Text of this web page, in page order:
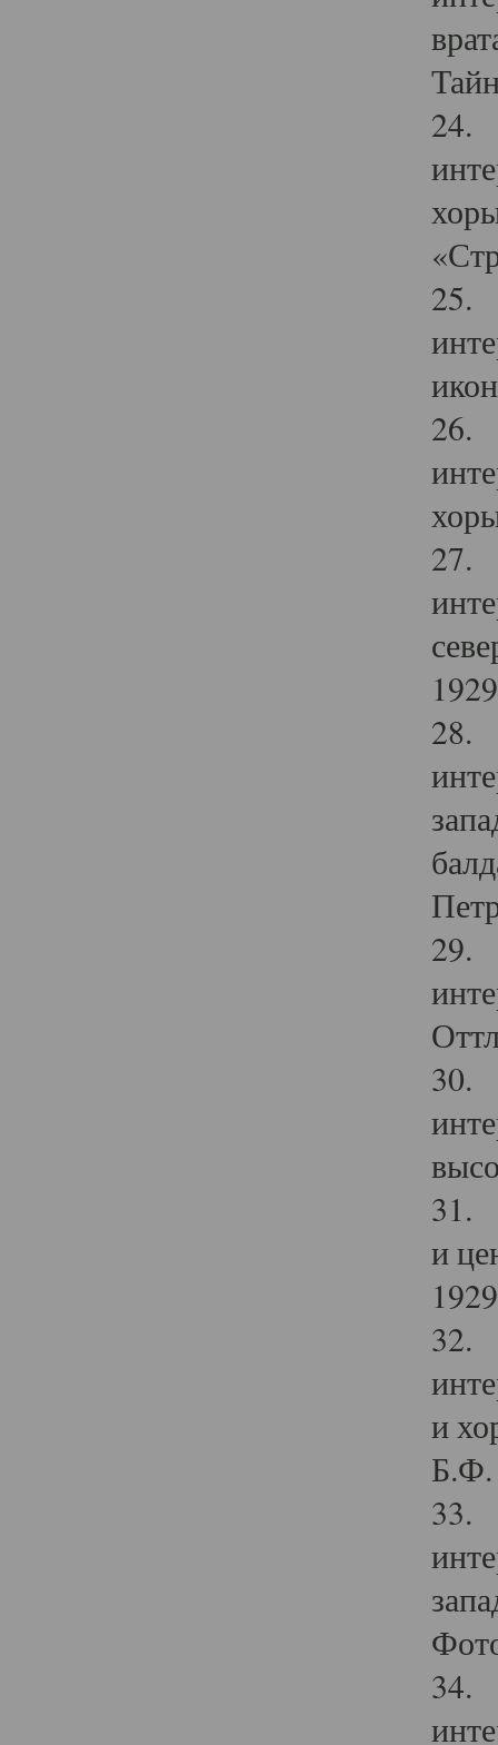
24.
25.
26.
27.
28.
29.
30.
31.
и
32.
и
Б.Ф.
33.
34.